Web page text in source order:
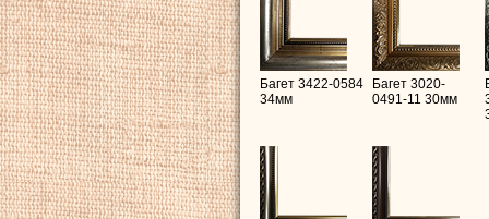
Багет 3422-0584
34мм
Багет 3020-
0491-11 30мм